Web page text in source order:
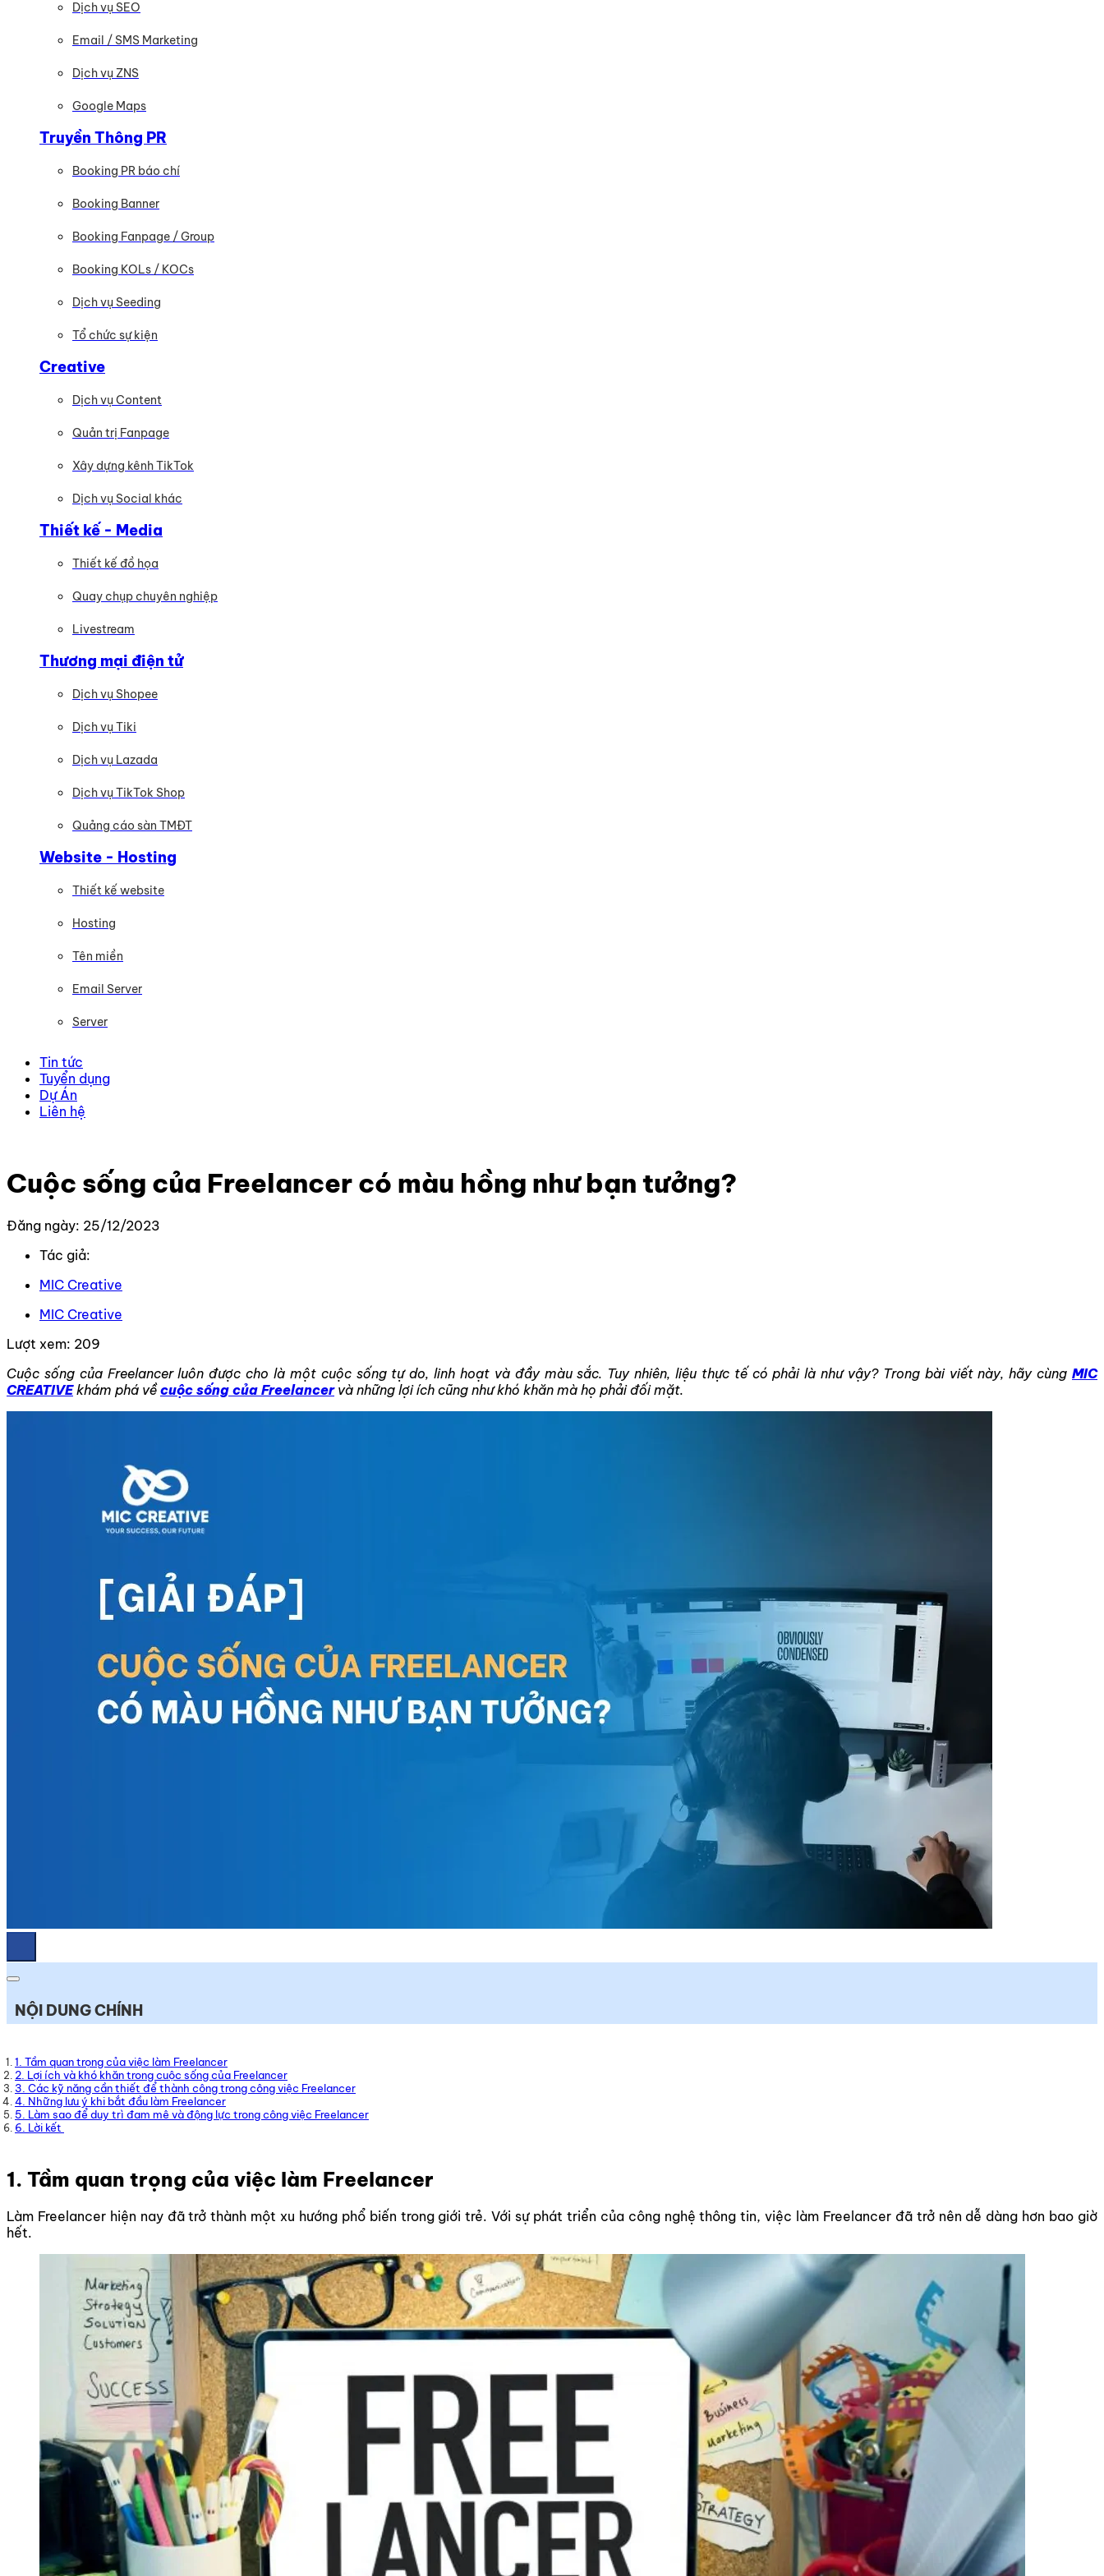
Dịch vụ SEO
Email / SMS Marketing
Dịch vụ ZNS
Google Maps
Truyền Thông PR
Booking PR báo chí
Booking Banner
Booking Fanpage / Group
Booking KOLs / KOCs
Dịch vụ Seeding
Tổ chức sự kiện
Creative
Dịch vụ Content
Quản trị Fanpage
Xây dựng kênh TikTok
Dịch vụ Social khác
Thiết kế - Media
Thiết kế đồ họa
Quay chụp chuyên nghiệp
Livestream
Thương mại điện tử
Dịch vụ Shopee
Dịch vụ Tiki
Dịch vụ Lazada
Dịch vụ TikTok Shop
Quảng cáo sàn TMĐT
Website - Hosting
Thiết kế website
Hosting
Tên miền
Email Server
Server
Tin tức
Tuyển dụng
Dự Án
Liên hệ
Cuộc sống của Freelancer có màu hồng như bạn tưởng?
Đăng ngày: 25/12/2023
Tác giả:
MIC Creative
MIC Creative
Lượt xem: 209
Cuộc sống của Freelancer luôn được cho là một cuộc sống tự do, linh hoạt và đầy màu sắc. Tuy nhiên, liệu thực tế có phải là như vậy? Trong bài viết này, hãy cùng MIC
CREATIVEkhám phá vềcuộc sống của Freelancervà những lợi ích cũng như khó khăn mà họ phải đối mặt.
NỘI DUNG CHÍNH
1. Tầm quan trọng của việc làm Freelancer
2. Lợi ích và khó khăn trong cuộc sống của Freelancer
3. Các kỹ năng cần thiết để thành công trong công việc Freelancer
4. Những lưu ý khi bắt đầu làm Freelancer
5. Làm sao để duy trì đam mê và động lực trong công việc Freelancer
6. Lời kết
1. Tầm quan trọng của việc làm Freelancer
Làm Freelancer hiện nay đã trở thành một xu hướng phổ biến trong giới trẻ. Với sự phát triển của công nghệ thông tin, việc làm Freelancer đã trở nên dễ dàng hơn bao giờ
hết.